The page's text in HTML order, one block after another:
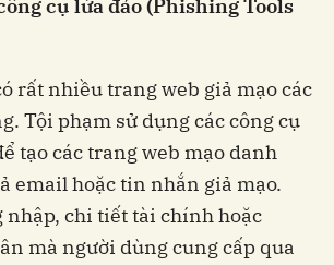
cụ lừa đảo (Phishing Tools
rất nhiều trang web giả mạo các
Tội phạm sử dụng các công cụ
tạo các trang web mạo danh
email hoặc tin nhắn giả mạo.
chi tiết tài chính hoặc
mà người dùng cung cấp qua